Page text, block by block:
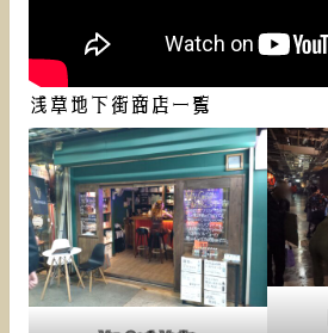
浅草地下街商店一覧